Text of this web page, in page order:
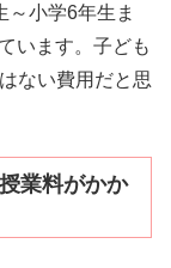
～小学6年生ま
います。子ども
ない費用だと思
業料がかか